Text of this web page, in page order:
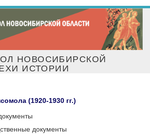
НОВОСИБИРСКОЙ
ИСТОРИИ
(1920-1930 гг.)
документы